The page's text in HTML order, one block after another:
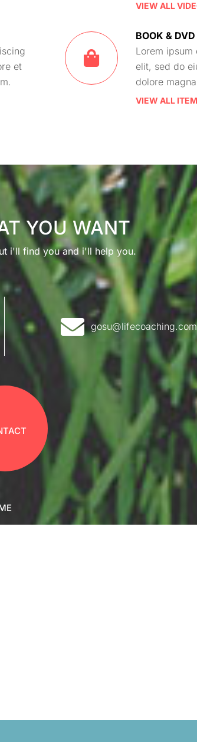
et
VIEW ALL
BOOK & DVD
Lorem
elit, sed do
dolore
VIEW ALL
YOU WANT
i'll find you and i'll help you.
gosu@lifecoaching.com